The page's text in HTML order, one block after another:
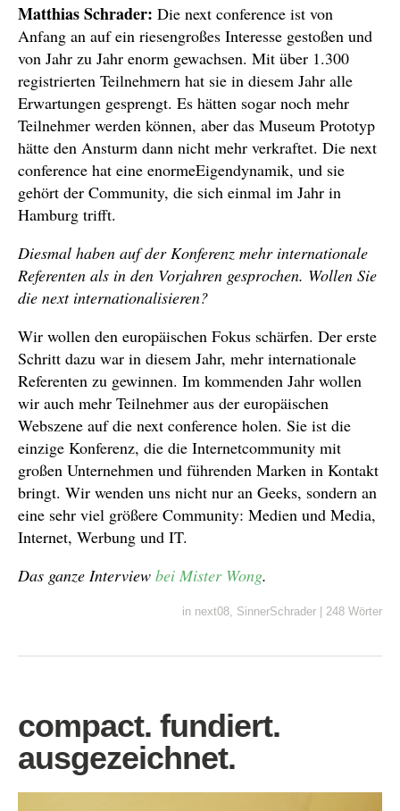
Matthias Schrader: Die next conference ist von
Anfang an auf ein riesengroßes Interesse gestoßen und
von Jahr zu Jahr enorm gewachsen. Mit über 1.300
registrierten Teilnehmern hat sie in diesem Jahr alle
Erwartungen gesprengt. Es hätten sogar noch mehr
Teilnehmer werden können, aber das Museum Prototyp
hätte den Ansturm dann nicht mehr verkraftet. Die next
conference hat eine enormeEigendynamik, und sie
gehört der Community, die sich einmal im Jahr in
Hamburg trifft.
Diesmal haben auf der Konferenz mehr internationale
Referenten als in den Vorjahren gesprochen. Wollen Sie
die next internationalisieren?
Wir wollen den europäischen Fokus schärfen. Der erste
Schritt dazu war in diesem Jahr, mehr internationale
Referenten zu gewinnen. Im kommenden Jahr wollen
wir auch mehr Teilnehmer aus der europäischen
Webszene auf die next conference holen. Sie ist die
einzige Konferenz, die die Internetcommunity mit
großen Unternehmen und führenden Marken in Kontakt
bringt. Wir wenden uns nicht nur an Geeks, sondern an
eine sehr viel größere Community: Medien und Media,
Internet, Werbung und IT.
Das ganze Interview bei Mister Wong.
in next08 SinnerSchrader 248 Wörter
compact. fundiert.
ausgezeichnet.